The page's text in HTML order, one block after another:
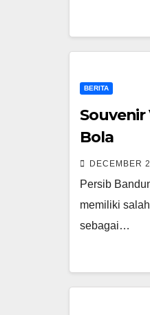
BERITA
Souvenir
Bola
DECEMBER
Persib
memiliki
sebagai…